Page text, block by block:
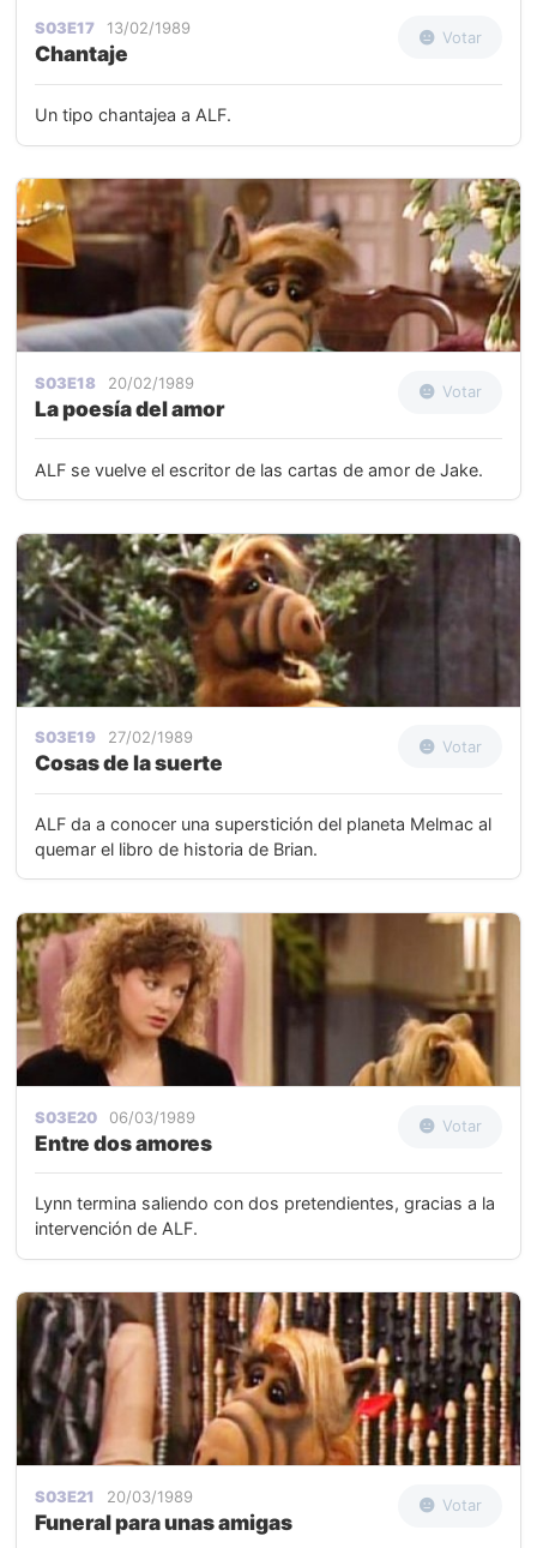
S03E17 13/02/1989
Chantaje
Votar
Un tipo chantajea a ALF.
S03E18 20/02/1989
La poesía del amor
Votar
ALF se vuelve el escritor de las cartas de amor de Jake.
S03E19 27/02/1989
Cosas de la suerte
Votar
ALF da a conocer una superstición del planeta Melmac al
quemar el libro de historia de Brian.
S03E20 06/03/1989
Entre dos amores
Votar
Lynn termina saliendo con dos pretendientes, gracias a la
intervención de ALF.
S03E21 20/03/1989
Funeral para unas amigas
Votar